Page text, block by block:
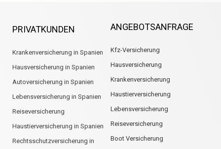
PRIVATKUNDEN
Krankenversicherung in Spanien
Hausversicherung in Spanien
Autoversicherung in Spanien
Lebensversicherung in Spanien
Reiseversicherung
Haustierversicherung in Spanien
Rechtsschutzversicherung in
ANGEBOTSANFRAGE
Kfz-Versicherung
Hausversicherung
Krankenversicherung
Haustierversicherung
Lebensversicherung
Reiseversicherung
Boot Versicherung